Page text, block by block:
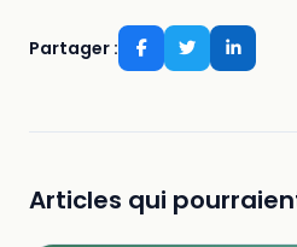
Partager :
Articles qui